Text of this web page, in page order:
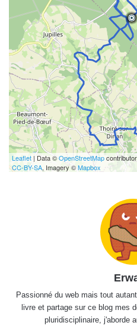
Leaflet | Data ©OpenStreetMap
CC-BY-SA, Imagery ©Mapbox
Passionné du web mais tout
livre et partage sur ce blog mes
pluridisciplinaire, j'aborde